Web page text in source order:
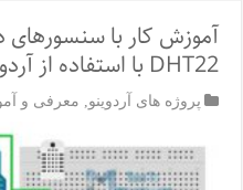
DHT22 با استفاده از آردوینو
پروژه های آردوینو, معرفی و